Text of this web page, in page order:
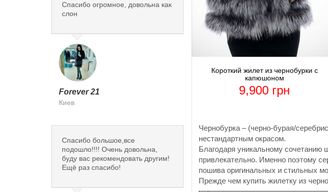
Короткий жилет из чернобурки с
капюшоном
9,900 грн
Чернобурка – (черно-бурая/
нестандартным окрасом.
Благодаря уникальному сочетанию
привлекательно. Именно поэтому
пошива оригинальных и стильных
Прежде чем купить жилетку из
Спасибо огромное, довольна как
слон
Forever 21
Киев
Спасибо большое,все
подошло!!!! Очень довольна,
буду вас рекомендовать другим!
Ещё раз спасибо!